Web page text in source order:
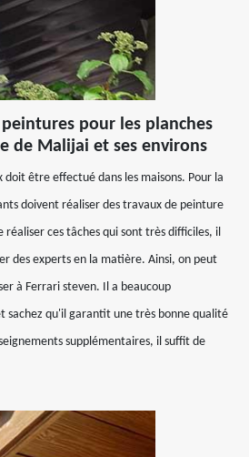
pour les planches
de Malijai et ses environs
être effectué dans les maisons. Pour la
doivent réaliser des travaux de peinture
réaliser ces tâches qui sont très difficiles, il
des experts en la matière. Ainsi, on peut
à Ferrari steven. Il a beaucoup
sachez qu'il garantit une très bonne qualité
supplémentaires, il suffit de